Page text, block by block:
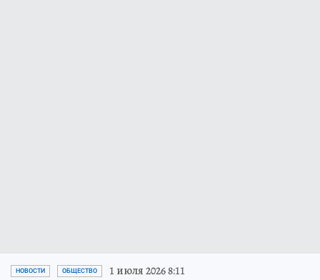
НОВОСТИ ОБЩЕСТВО 1 июля 2026 8:11